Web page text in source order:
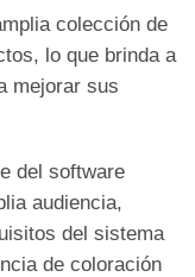
colección de
lo que brinda a
mejorar sus
del software
audiencia,
del sistema
de coloración